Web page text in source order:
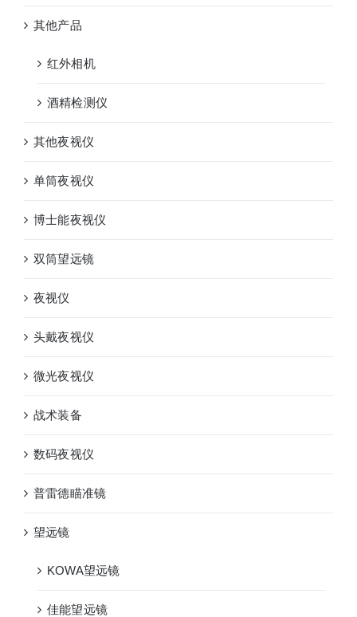
其他产品
红外相机
酒精检测仪
其他夜视仪
单筒夜视仪
博士能夜视仪
双筒望远镜
夜视仪
头戴夜视仪
微光夜视仪
战术装备
数码夜视仪
普雷德瞄准镜
望远镜
KOWA望远镜
佳能望远镜